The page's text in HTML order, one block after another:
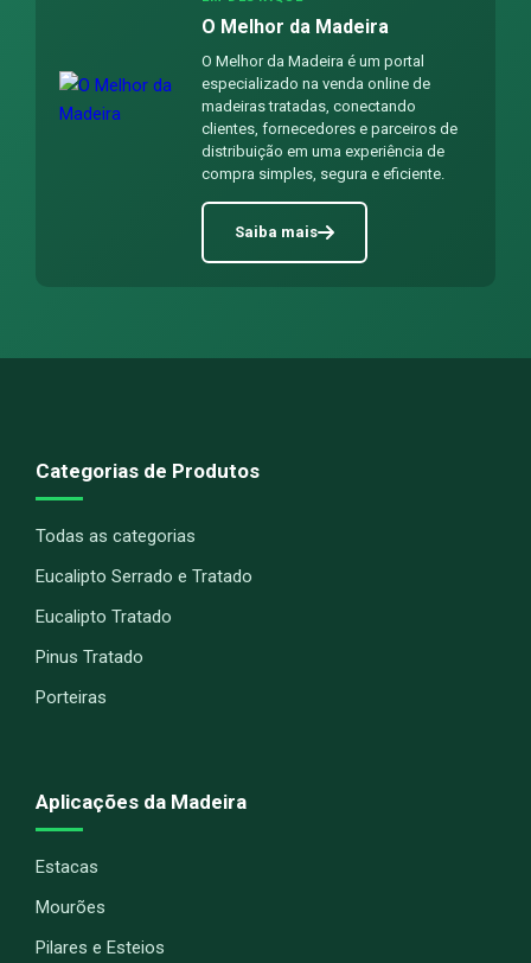
O Melhor da Madeira
O Melhor da Madeira é um portal
especializado na venda online de
madeiras tratadas, conectando
clientes, fornecedores e parceiros de
distribuição em uma experiência de
compra simples, segura e eficiente.
Saiba mais
Categorias de Produtos
Todas as categorias
Eucalipto Serrado e Tratado
Eucalipto Tratado
Pinus Tratado
Porteiras
Aplicações da Madeira
Estacas
Mourões
Pilares e Esteios